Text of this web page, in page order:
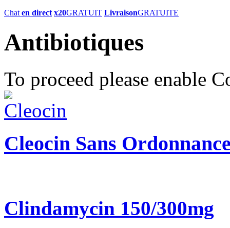
Chat en direct x20GRATUIT LivraisonGRATUITE
Antibiotiques
To proceed please enable
Cleocin Sans
Clindamycin 150/300mg